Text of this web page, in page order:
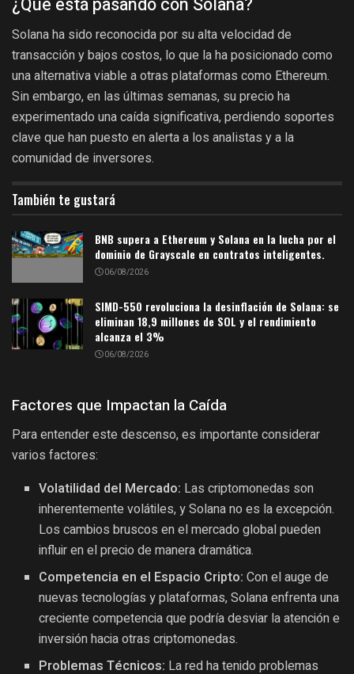
Solana ha sido reconocida por su alta velocidad de
transacción y bajos costos, lo que la ha posicionado como
una alternativa viable a otras plataformas como Ethereum.
Sin embargo, en las últimas semanas, su precio ha
experimentado una caída significativa, perdiendo soportes
clave que han puesto en alerta a los analistas y a la
comunidad de inversores.
También te gustará
BNB supera a Ethereum y Solana en la lucha por el
dominio de Grayscale en contratos inteligentes.
06/08/2026
SIMD-550 revoluciona la desinflación de Solana: se
eliminan 18,9 millones de SOL y el rendimiento
alcanza el 3%
06/08/2026
Factores que Impactan la Caída
Para entender este descenso, es importante considerar
varios factores:
Volatilidad del Mercado: Las criptomonedas son
inherentemente volátiles, y Solana no es la excepción.
Los cambios bruscos en el mercado global pueden
influir en el precio de manera dramática.
Competencia en el Espacio Cripto: Con el auge de
nuevas tecnologías y plataformas, Solana enfrenta una
creciente competencia que podría desviar la atención e
inversión hacia otras criptomonedas.
Problemas Técnicos: La red ha tenido problemas